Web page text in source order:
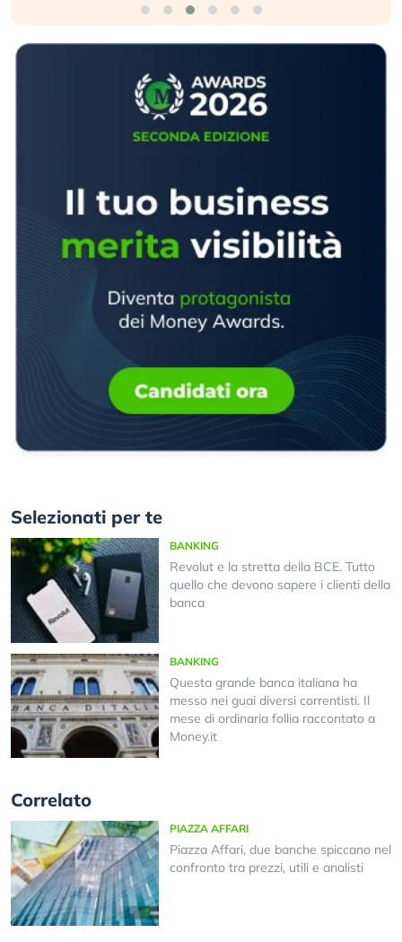
Selezionati per te
BANKING
Revolut e la stretta della BCE. Tutto
quello che devono sapere i clienti della
banca
BANKING
Questa grande banca italiana ha
messo nei guai diversi correntisti. Il
mese di ordinaria follia raccontato a
Money.it
Correlato
PIAZZA AFFARI
Piazza Affari, due banche spiccano nel
confronto tra prezzi, utili e analisti